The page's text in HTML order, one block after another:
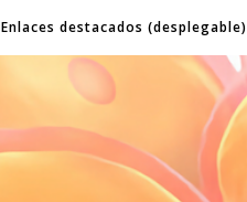
Enlaces destacados (desplegable)